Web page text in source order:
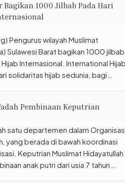
tersebut. Biro […]
Bagikan 1000 Jilbab Pada Hari
Pengurus wilayah Muslimat
Sulawesi Barat bagikan 1000 jilbab
Internasional. International Hijab
solidaritas hijab sedunia, bagi
Mamuju, Mamuju Tengah,
Polman pada Senin, 4 […]
Pembinaan Keputrian
satu departemen dalam
yang berada di bawah koordinasi
Keputrian Muslimat Hidayatullah
anak putri dari usia 7 tahun